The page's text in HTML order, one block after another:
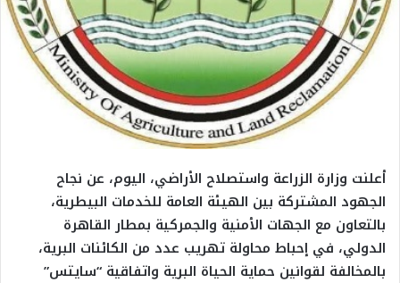
أعلنت وزارة الزراعة واستصلاح الأراضي، اليوم، عن نجاح
الجهود المشتركة بين الهيئة العامة للخدمات البيطرية،
بالتعاون مع الجهات الأمنية والجمركية بمطار القاهرة
الدولي، في إحباط محاولة تهريب عدد من الكائنات البرية،
بالمخالفة لقوانين حماية الحياة البرية واتفاقية “سايتس”